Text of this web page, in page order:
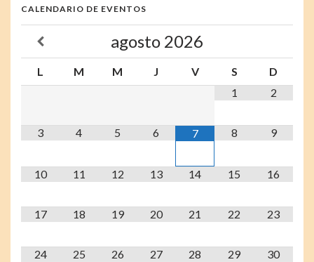
CALENDARIO DE EVENTOS
agosto 2026
L M M J V S
D
1
2
3 4 5 6 7 8 9
10 11 12 13 14 15 16
17 18 19 20 21 22 23
24 25 26 27 28 29 30